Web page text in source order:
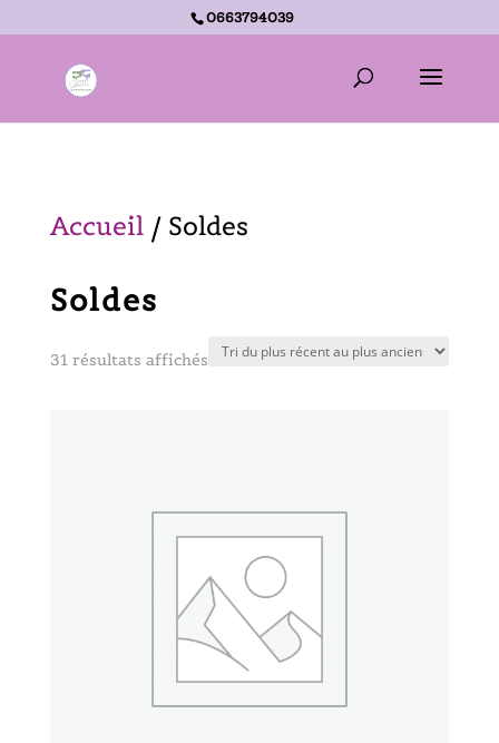
0663794039
Accueil/ Soldes
Soldes
31 résultats affichésTrié
plus
ancien